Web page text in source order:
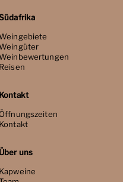
Reisen
Kontakt
Öffnungszeiten
Kontakt
Über uns
Kapweine